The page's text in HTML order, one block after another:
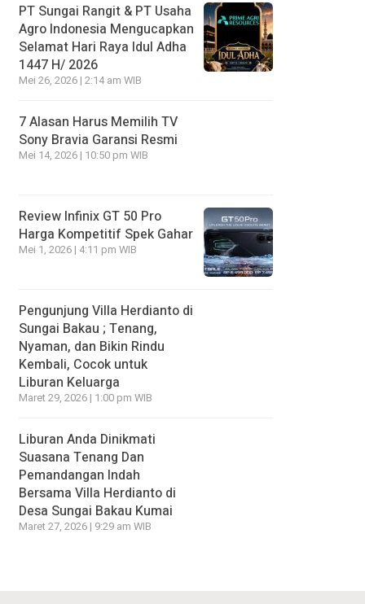
PT Sungai Rangit & PT Usaha
Agro Indonesia Mengucapkan
Selamat Hari Raya Idul Adha
1447 H/ 2026
Mei 26, 2026 | 2:14 am WIB
7 Alasan Harus Memilih TV
Sony Bravia Garansi Resmi
Mei 14, 2026 | 10:50 pm WIB
Review Infinix GT 50 Pro
Harga Kompetitif Spek Gahar
Mei 1, 2026 | 4:11 pm WIB
Pengunjung Villa Herdianto di
Sungai Bakau ; Tenang,
Nyaman, dan Bikin Rindu
Kembali, Cocok untuk
Liburan Keluarga
Maret 29, 2026 | 1:00 pm WIB
Liburan Anda Dinikmati
Suasana Tenang Dan
Pemandangan Indah
Bersama Villa Herdianto di
Desa Sungai Bakau Kumai
Maret 27, 2026 | 9:29 am WIB